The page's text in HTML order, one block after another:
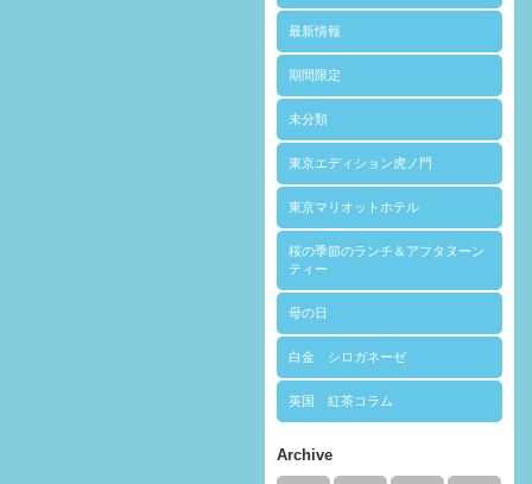
最新情報
期間限定
未分類
東京エディション虎ノ門
東京マリオットホテル
桜の季節のランチ＆アフタヌーン
ティー
母の日
白金 シロガネーゼ
英国 紅茶コラム
Archive